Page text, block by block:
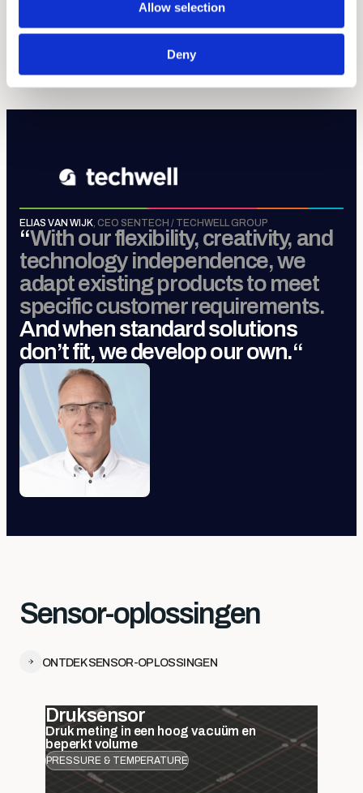
Allow selection
Deny
Sense, Move, Control &
MEER OVER TECHWELL GROUP
ELIAS VAN WIJK, CEO SENTECH / TECHWELL GROUP
“With our flexibility, creativity, and
technology independence, we
adapt existing products to meet
specific customer requirements.
And when standard solutions
don’t fit, we develop our own.“
Sensor-oplossingen
ONTDEK SENSOR-OPLOSSINGEN
Druksensor
Druk meting in een hoog vacuüm en
beperkt volume
PRESSURE & TEMPERATURE